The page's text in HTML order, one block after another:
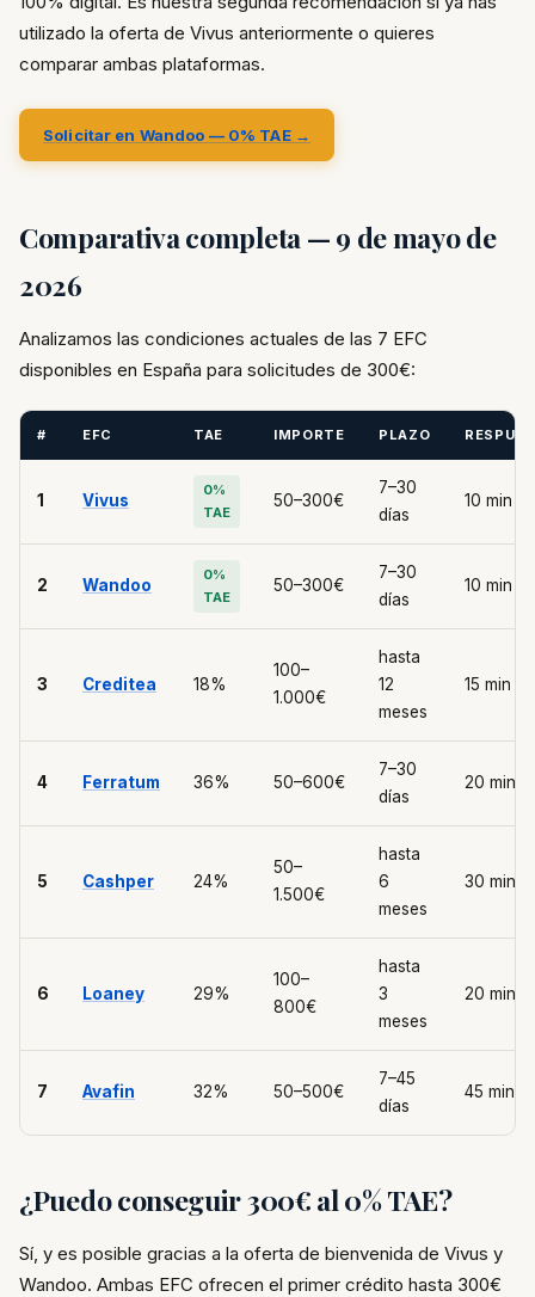
utilizado la oferta de Vivus anteriormente o quieres
comparar ambas plataformas.
Solicitar en Wandoo — 0% TAE →
Comparativa completa — 9 de mayo de
2026
Analizamos las condiciones actuales de las 7 EFC
disponibles en España para solicitudes de 300€:
# EFC TAE IMPORTE PLAZO
1 Vivus
0%
TAE
50–300€
7–30
días
10 min
2 Wandoo
0%
TAE
50–300€
7–30
días
10 min
3 Creditea 18%
100–
1.000€
hasta
12
meses
15 min
4 Ferratum 36% 50–600€
7–30
días
20 min
5 Cashper 24%
50–
1.500€
hasta
6
meses
30 min
6 Loaney 29%
100–
800€
hasta
3
meses
20 min
7 Avafin 32% 50–500€
7–45
días
45 min
¿Puedo conseguir 300€ al 0% TAE?
Sí, y es posible gracias a la oferta de bienvenida de Vivus y
Wandoo. Ambas EFC ofrecen el primer crédito hasta 300€